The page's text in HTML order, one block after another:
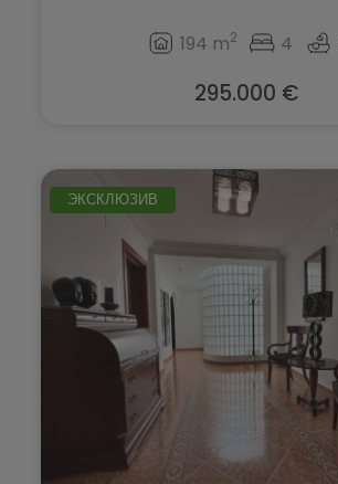
194 m2 4
295.000 €
ЭКСКЛЮЗИВ